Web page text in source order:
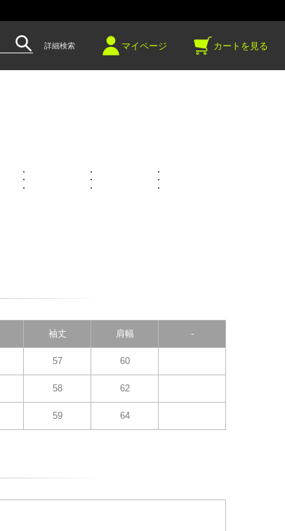
詳細検索 マイページ カートを見る
袖丈 肩幅 -
57 60
58 62
59 64